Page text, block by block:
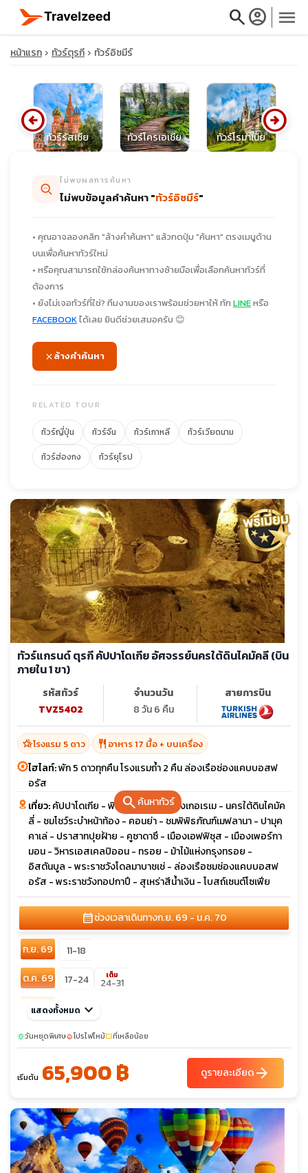
searchaccount_circle menu
close
search
หน้าแรก ทัวร์ตุรกี ทัวร์อิซมีร์
ทัวร์รัสเซีย ทัวร์โครเอเชีย ทัวร์โรมาเนีย
arrow_circle_left arrow_circle_right
searchค้นหาทัวร์
ไม่พบผลการค้นหา
ไม่พบข้อมูลคำค้นหา "ทัวร์อิซมีร์"
• คุณอาจลองคลิก "ล้างคำค้นหา" แล้วกดปุ่ม "ค้นหา" ตรงเมนูด้าน
บนเพื่อค้นหาทัวร์ใหม่
• หรือคุณสามารถใช้กล่องค้นหาทางซ้ายมือเพื่อเลือกค้นหาทัวร์ที่
ต้องการ
• ยังไม่เจอทัวร์ที่ใช่? ทีมงานของเราพร้อมช่วยหาให้ ทัก LINEหรือ
FACEBOOKได้เลย ยินดีช่วยเสมอครับ 😊
ล้างคำค้นหา
RELATED TOUR
ทัวร์ญี่ปุ่น ทัวร์จีน ทัวร์เกาหลี
ทัวร์เวียดนาม
ทัวร์ฮ่องกง
ทัวร์ยุโรป
ทัวร์แกรนด์ ตุรกี คัปปาโดเกีย อัศจรรย์นครใต้ดินไคมัคลี (บิน
ภายใน 1 ขา)
รหัสทัวร์
TVZ5402
จำนวนวัน
8 วัน 6 คืน
สายการบิน
hotel_classโรงแรม 5 ดาว restaurant อาหาร 17 มื้อ + บนเครื่อง
ไฮไลท์:พัก 5 ดาวทุกคืน โรงแรมถ้ำ 2 คืน ล่องเรือช่องแคบบอสฟ
อรัส
เที่ยว:คัปปาโดเกีย - พิพิธภัณฑ์กลางแจ้งเกอเรเม - นครใต้ดินไคมัค
ลี่ - ชมโชว์ระบำหน้าท้อง - คอนย่า - ชมพิพิธภัณฑ์เมฟลานา - ปามุค
คาเล่ - ปราสาทปุยฝ้าย - คูซาดาซึ - เมืองเอฟฟิซุส - เมืองเพอร์กา
มอน - วิหารเอสเคลปิออน - ทรอย - ม้าไม้แห่งกรุงทรอย -
อิสตันบูล - พระราชวังโดลมาบาชเช่ - ล่องเรือชมช่องแคบบอสฟ
อรัส - พระราชวังทอปกาปึ - สุเหร่าสีน้ำเงิน - โบสถ์เซนต์โซเฟีย
calendar_monthช่วงเวลาเดินทางก.ย. 69 - ม.ค. 70
ก.ย. 69
11-18
ต.ค. 69
17-24 เต็ม
24-31
พ.ย. 69
21-28
ธ.ค. 69
01-08 27-03 28-04
แสดงทั้งหมด keyboard_arrow_down
sunnyวันหยุดพิเศษlocal_fire_departmentโปรไฟไหม้confirmation_numberที่เหลือน้อย
เริ่มต้น 65,900 ฿ ดูรายละเอียดarrow_forward